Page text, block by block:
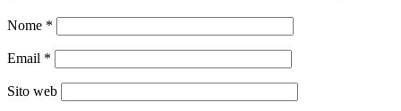
Nome *
Email *
Sito web